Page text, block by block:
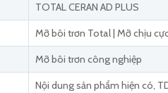
TOTAL CERAN AD PLUS
Mỡ bôi trơn Total | Mỡ chịu
Mỡ bôi trơn công nghiệp
Nội dung sản phẩm hiện có,